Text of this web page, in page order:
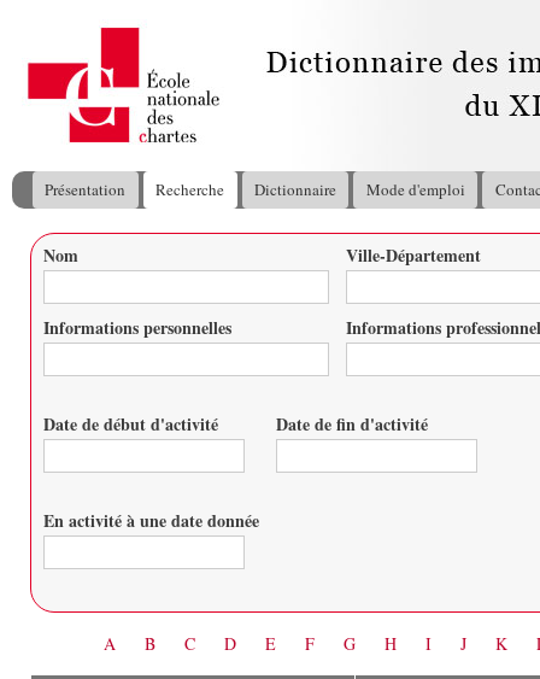
Menu principal
Présentation Recherche Dictionnaire Mode d'emploi
Vous êtes ici
Nom Ville-Département
Informations personnelles Informations
Date de début d'activité Date de fin d'activité
En activité à une date donnée
A B C D E F G H I J K